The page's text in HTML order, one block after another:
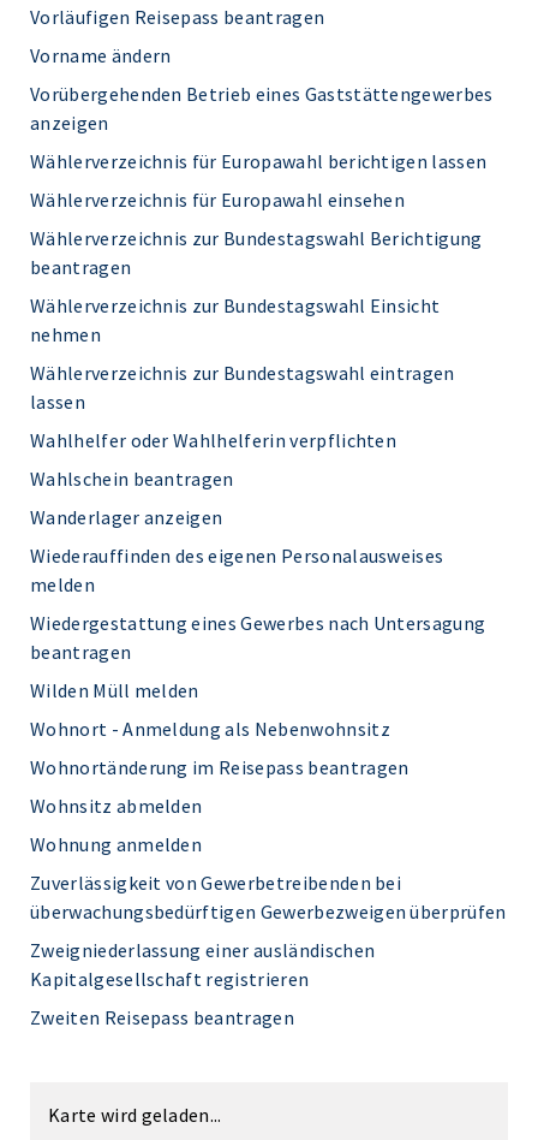
Vorläufigen Reisepass beantragen
Vorname ändern
Vorübergehenden Betrieb eines Gaststättengewerbes
anzeigen
Wählerverzeichnis für Europawahl berichtigen lassen
Wählerverzeichnis für Europawahl einsehen
Wählerverzeichnis zur Bundestagswahl Berichtigung
beantragen
Wählerverzeichnis zur Bundestagswahl Einsicht
nehmen
Wählerverzeichnis zur Bundestagswahl eintragen
lassen
Wahlhelfer oder Wahlhelferin verpflichten
Wahlschein beantragen
Wanderlager anzeigen
Wiederauffinden des eigenen Personalausweises
melden
Wiedergestattung eines Gewerbes nach Untersagung
beantragen
Wilden Müll melden
Wohnort - Anmeldung als Nebenwohnsitz
Wohnortänderung im Reisepass beantragen
Wohnsitz abmelden
Wohnung anmelden
Zuverlässigkeit von Gewerbetreibenden bei
überwachungsbedürftigen Gewerbezweigen überprüfen
Zweigniederlassung einer ausländischen
Kapitalgesellschaft registrieren
Zweiten Reisepass beantragen
Karte wird geladen...